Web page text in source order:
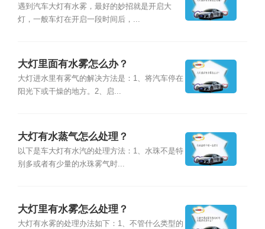
遇到汽车大灯有水雾，最好的妙招就是开启大
灯，一般车灯在开启一段时间后，...
大灯里面有水雾怎么办？
大灯进水里有雾气的解决方法是：1、将汽车停在
阳光下或干燥的地方。2、启...
大灯有水蒸气怎么处理？
以下是车大灯有水汽的处理方法：1、水珠不是特
别多或者有少量的水珠雾气时...
大灯里有水雾怎么处理？
大灯有水雾的处理办法如下：1、不管什么类型的